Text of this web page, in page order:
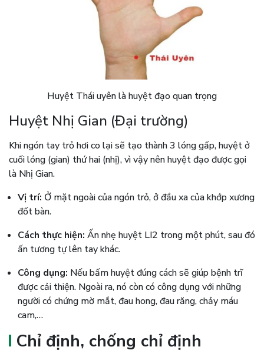
Huyệt Thái uyên là huyệt đạo quan trọng
Huyệt Nhị Gian (Đại trường)
Khi ngón tay trỏ hơi co lại sẽ tạo thành 3 lóng gấp, huyệt ở
cuối lóng (gian) thứ hai (nhị), vì vậy nên huyệt đạo được gọi
là Nhị Gian.
Vị trí: Ở mặt ngoài của ngón trỏ, ở đầu xa của khớp xương
đốt bàn.
Cách thực hiện: Ấn nhẹ huyệt LI2 trong một phút, sau đó
ấn tương tự lên tay khác.
Công dụng: Nếu bấm huyệt đúng cách sẽ giúp bệnh trĩ
được cải thiện. Ngoài ra, nó còn có công dụng với những
người có chứng mờ mắt, đau hong, đau răng, chảy máu
cam,…
Chỉ định, chống chỉ định